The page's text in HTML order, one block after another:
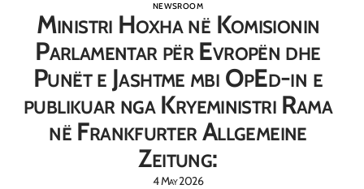
NEWSROOM
Ministri Hoxha në Komisionin
Parlamentar për Evropën dhe
Punët e Jashtme mbi OpEd-in e
publikuar nga Kryeministri Rama
në Frankfurter Allgemeine
Zeitung:
4 May 2026